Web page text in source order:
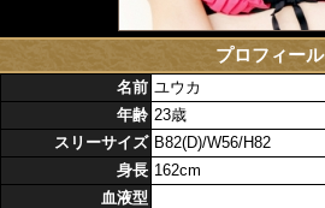
プロフィール
名前 ユウカ
年齢 23歳
スリーサイズ B82(D)/W56/H82
身長 162cm
血液型